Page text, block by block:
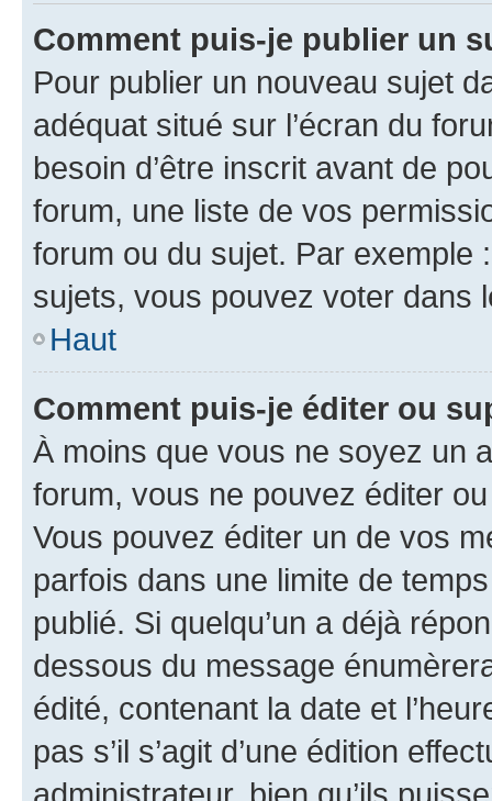
Comment puis-je publier un
Pour publier un nouveau sujet
adéquat situé sur l’écran du
besoin d’être inscrit avant de
forum, une liste de vos
forum ou du sujet. Par exemple
sujets, vous pouvez voter dans
Haut
Comment puis-je éditer ou
À moins que vous ne soyez un
forum, vous ne pouvez éditer
Vous pouvez éditer un de vos
parfois dans une limite de
publié. Si quelqu’un a déjà
dessous du message
édité, contenant la date et
pas s’il s’agit d’une édition